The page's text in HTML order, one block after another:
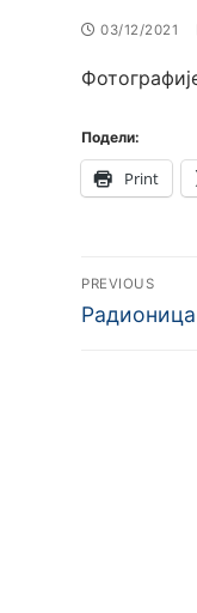
03/12/2021
Подели:
Print
чланка
PREVIOUS
Previous